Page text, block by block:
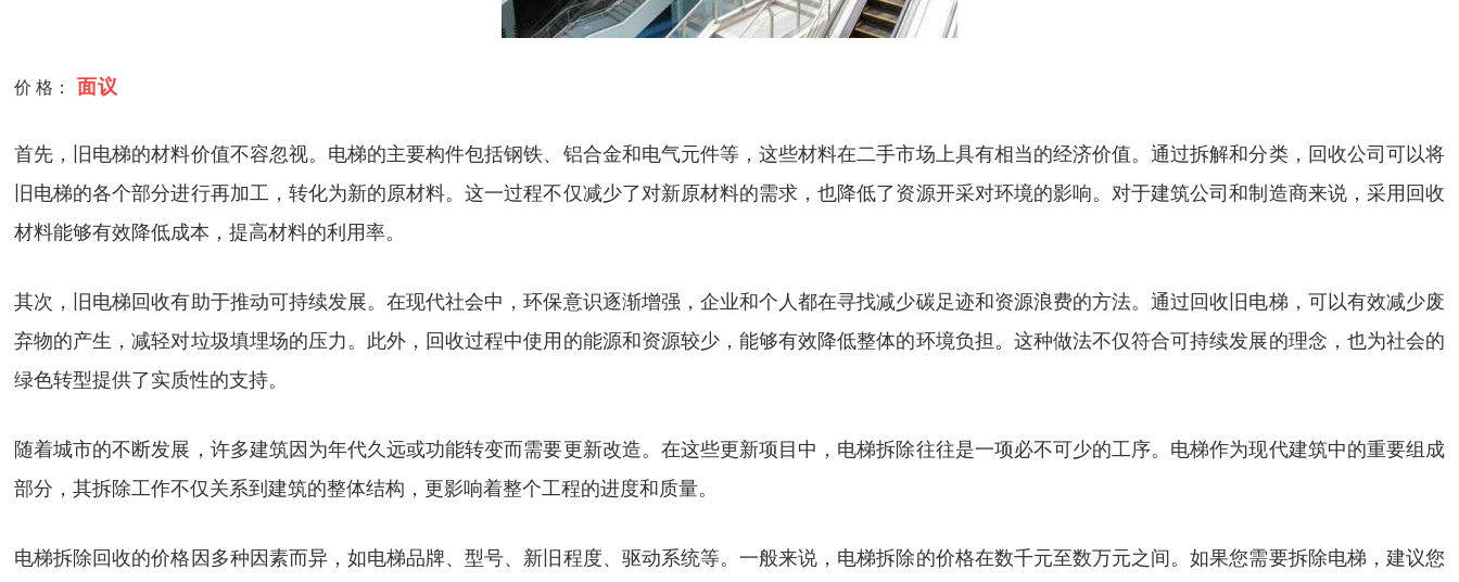
价 格： 面议
首先，旧电梯的材料价值不容忽视。电梯的主要构件包括钢铁、铝合金和电气元件等，这些材料在二手市场上具有相当的经济价值。通过拆解和分类，回收公司可以将
旧电梯的各个部分进行再加工，转化为新的原材料。这一过程不仅减少了对新原材料的需求，也降低了资源开采对环境的影响。对于建筑公司和制造商来说，采用回收
材料能够有效降低成本，提高材料的利用率。
其次，旧电梯回收有助于推动可持续发展。在现代社会中，环保意识逐渐增强，企业和个人都在寻找减少碳足迹和资源浪费的方法。通过回收旧电梯，可以有效减少废
弃物的产生，减轻对垃圾填埋场的压力。此外，回收过程中使用的能源和资源较少，能够有效降低整体的环境负担。这种做法不仅符合可持续发展的理念，也为社会的
绿色转型提供了实质性的支持。
随着城市的不断发展，许多建筑因为年代久远或功能转变而需要更新改造。在这些更新项目中，电梯拆除往往是一项必不可少的工序。电梯作为现代建筑中的重要组成
部分，其拆除工作不仅关系到建筑的整体结构，更影响着整个工程的进度和质量。
电梯拆除回收的价格因多种因素而异，如电梯品牌、型号、新旧程度、驱动系统等。一般来说，电梯拆除的价格在数千元至数万元之间。如果您需要拆除电梯，建议您